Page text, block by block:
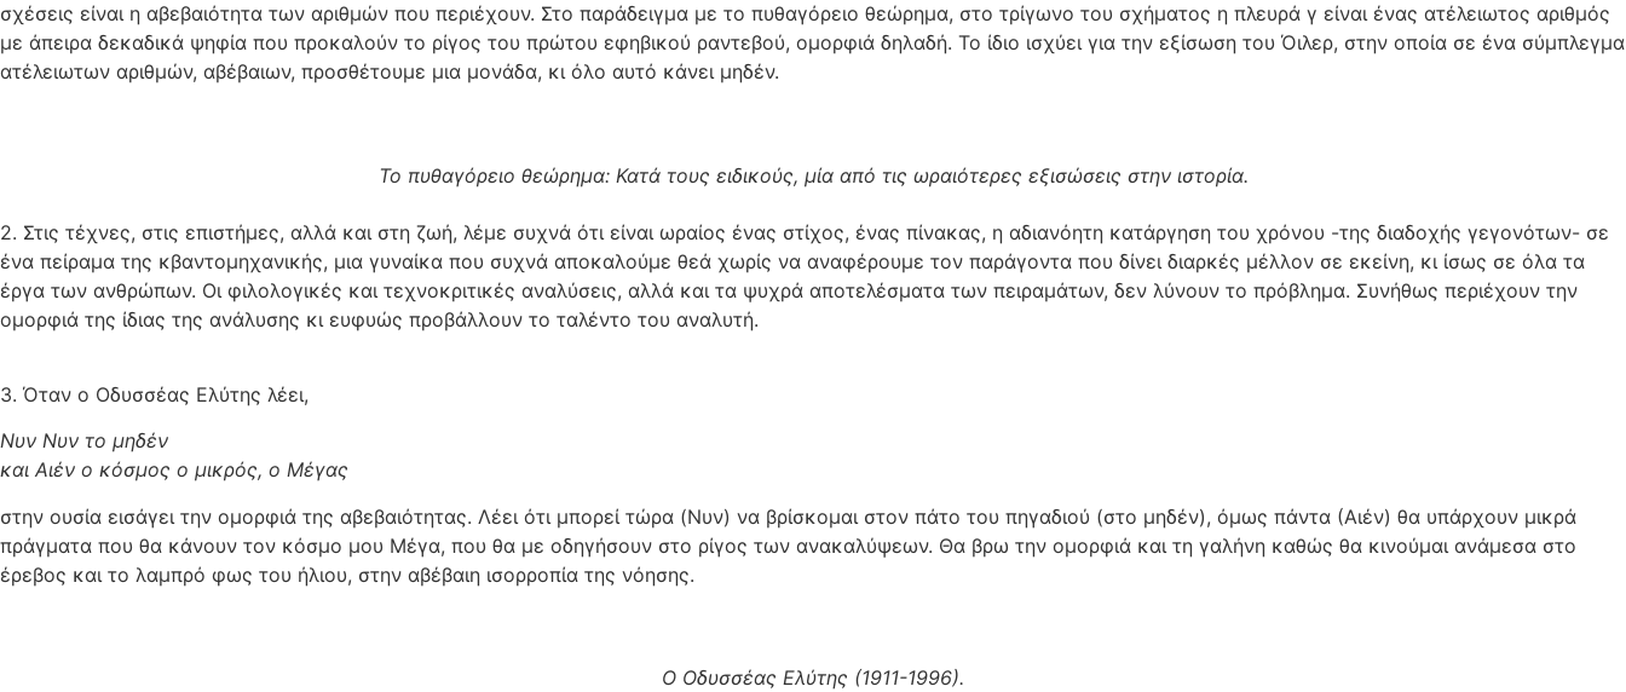
σχέσεις είναι η αβεβαιότητα των αριθμών που περιέχουν. Στο παράδειγμα με το πυθαγόρειο θεώρημα, στο τρίγωνο του σχήματος η πλευρά γ είναι ένας ατέλειωτος αριθμός
με άπειρα δεκαδικά ψηφία που προκαλούν το ρίγος του πρώτου εφηβικού ραντεβού, ομορφιά δηλαδή. Το ίδιο ισχύει για την εξίσωση του Όιλερ, στην οποία σε ένα σύμπλεγμα
ατέλειωτων αριθμών, αβέβαιων, προσθέτουμε μια μονάδα, κι όλο αυτό κάνει μηδέν.
Το πυθαγόρειο θεώρημα: Κατά τους ειδικούς, μία από τις ωραιότερες εξισώσεις στην ιστορία.
2. Στις τέχνες, στις επιστήμες, αλλά και στη ζωή, λέμε συχνά ότι είναι ωραίος ένας στίχος, ένας πίνακας, η αδιανόητη κατάργηση του χρόνου -της διαδοχής γεγονότων- σε
ένα πείραμα της κβαντομηχανικής, μια γυναίκα που συχνά αποκαλούμε θεά χωρίς να αναφέρουμε τον παράγοντα που δίνει διαρκές μέλλον σε εκείνη, κι ίσως σε όλα τα
έργα των ανθρώπων. Οι φιλολογικές και τεχνοκριτικές αναλύσεις, αλλά και τα ψυχρά αποτελέσματα των πειραμάτων, δεν λύνουν το πρόβλημα. Συνήθως περιέχουν την
ομορφιά της ίδιας της ανάλυσης κι ευφυώς προβάλλουν το ταλέντο του αναλυτή.
3. Όταν ο Οδυσσέας Ελύτης λέει,
Νυν Νυν το μηδέν
και Αιέν ο κόσμος ο μικρός, ο Μέγας
στην ουσία εισάγει την ομορφιά της αβεβαιότητας. Λέει ότι μπορεί τώρα (Νυν) να βρίσκομαι στον πάτο του πηγαδιού (στο μηδέν), όμως πάντα (Αιέν) θα υπάρχουν μικρά
πράγματα που θα κάνουν τον κόσμο μου Μέγα, που θα με οδηγήσουν στο ρίγος των ανακαλύψεων. Θα βρω την ομορφιά και τη γαλήνη καθώς θα κινούμαι ανάμεσα στο
έρεβος και το λαμπρό φως του ήλιου, στην αβέβαιη ισορροπία της νόησης.
Ο Οδυσσέας Ελύτης (1911-1996).